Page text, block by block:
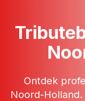
Ontdek
Noord-Holland